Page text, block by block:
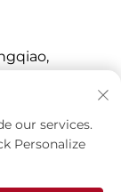
City,
our services.
Personalize